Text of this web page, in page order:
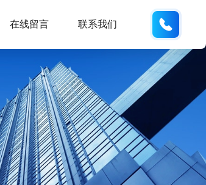
在线留言 联系我们